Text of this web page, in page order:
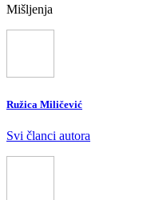
Mišljenja
Ružica Miličević
Svi članci autora